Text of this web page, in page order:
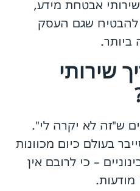
אבטחת מידע,
להבטיח שגם העסק
ביותר.
שירותי
ש"זה לא יקרה לי".
בעולם כיום מכוונות
– כי לרובם אין